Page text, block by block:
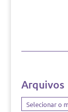
Arquivos
Arquivos